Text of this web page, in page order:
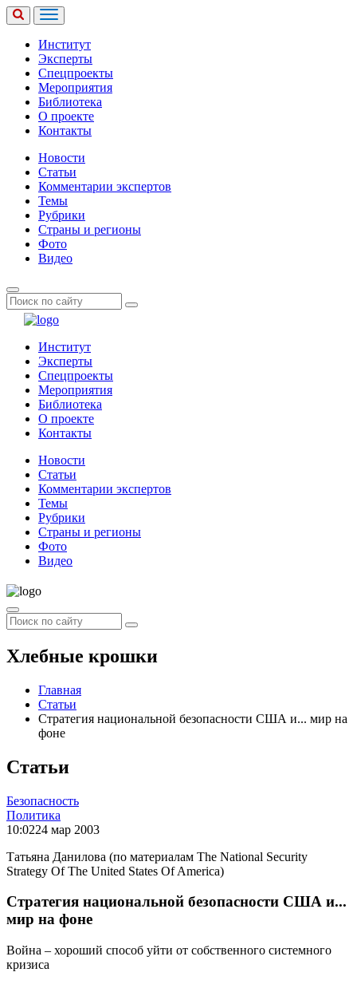
Институт
Эксперты
Спецпроекты
Мероприятия
Библиотека
О проекте
Контакты
Новости
Статьи
Комментарии экспертов
Темы
Рубрики
Страны и регионы
Фото
Видео
Институт
Эксперты
Спецпроекты
Мероприятия
Библиотека
О проекте
Контакты
Новости
Статьи
Комментарии экспертов
Темы
Рубрики
Страны и регионы
Фото
Видео
Хлебные крошки
Главная
Статьи
Стратегия национальной безопасности США и... мир на
фоне
Статьи
Безопасность
Политика
10:0224 мар 2003
Татьяна Данилова (по материалам The National Security
Strategy Of The United States Of America)
Стратегия национальной безопасности США и...
мир на фоне
Война – хороший способ уйти от собственного системного
кризиса